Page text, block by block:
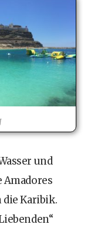
und
Amadores
die Karibik.